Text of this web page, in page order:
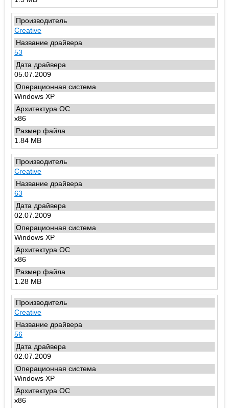
Creative
53
05.07.2009
Windows XP
x86
1.84 MB
Creative
63
02.07.2009
Windows XP
x86
1.28 MB
Creative
56
02.07.2009
Windows XP
x86